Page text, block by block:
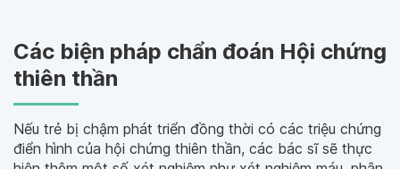
Các biện pháp chẩn đoán Hội chứng
thiên thần
Nếu trẻ bị chậm phát triển đồng thời có các triệu chứng
điển hình của hội chứng thiên thần, các bác sĩ sẽ thực